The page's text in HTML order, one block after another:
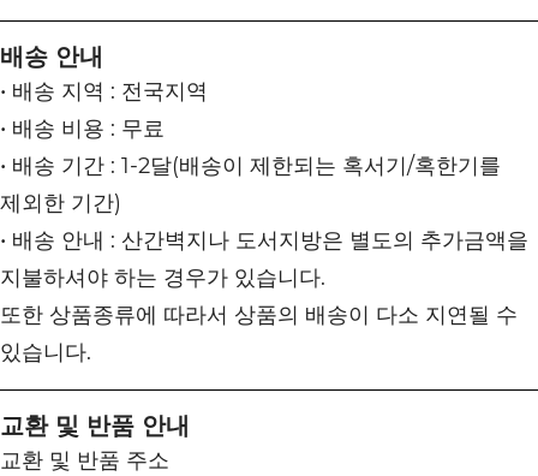
배송 안내
• 배송 지역 : 전국지역
• 배송 비용 : 무료
• 배송 기간 : 1-2달(배송이 제한되는 혹서기/혹한기를
제외한 기간)
• 배송 안내 : 산간벽지나 도서지방은 별도의 추가금액을
지불하셔야 하는 경우가 있습니다.
또한 상품종류에 따라서 상품의 배송이 다소 지연될 수
있습니다.
교환 및 반품 안내
교환 및 반품 주소